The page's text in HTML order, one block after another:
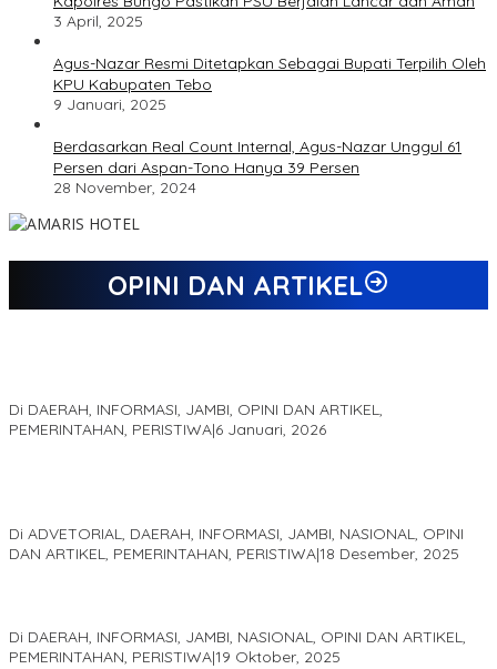
3 April, 2025
Agus-Nazar Resmi Ditetapkan Sebagai Bupati Terpilih Oleh
KPU Kabupaten Tebo
9 Januari, 2025
Berdasarkan Real Count Internal, Agus-Nazar Unggul 61
Persen dari Aspan-Tono Hanya 39 Persen
28 November, 2024
OPINI DAN ARTIKEL
Di DAERAH, INFORMASI, JAMBI, OPINI DAN ARTIKEL,
PEMERINTAHAN, PERISTIWA|6 Januari, 2026
Di ADVETORIAL, DAERAH, INFORMASI, JAMBI, NASIONAL, OPINI
DAN ARTIKEL, PEMERINTAHAN, PERISTIWA|18 Desember, 2025
Di DAERAH, INFORMASI, JAMBI, NASIONAL, OPINI DAN ARTIKEL,
PEMERINTAHAN, PERISTIWA|19 Oktober, 2025